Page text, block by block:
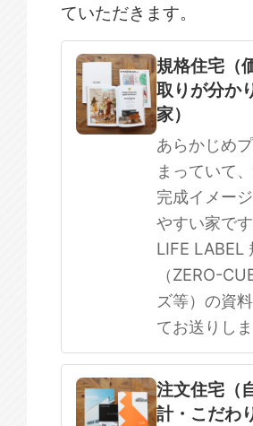
ていただきます。
規格住宅
注文住
SOWOOD
まだ何も決まってい
規格住宅（
取りが分か
家）
あらかじめ
まっていて
完成イメー
やすい家です
LIFE LABEL
（ZERO-
ズ等）の資
てお送りしま
注文住宅（
計・こだわ